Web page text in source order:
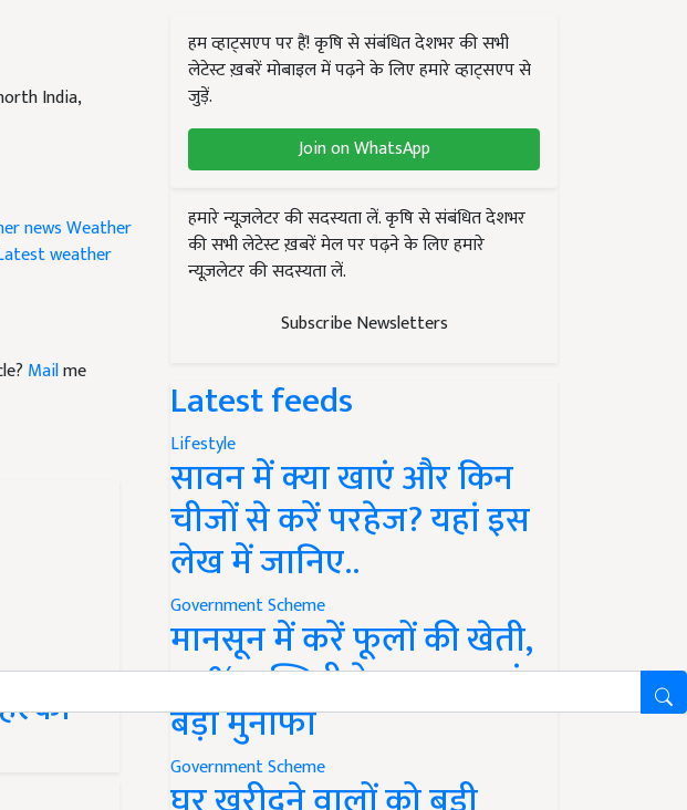
India,
newsWeather
weather
Mailme
हम व्हाट्सएप पर हैं! कृषि से संबंधित देशभर की सभी
लेटेस्ट ख़बरें मोबाइल में पढ़ने के लिए हमारे व्हाट्सएप से
जुड़ें.
Join on WhatsApp
हमारे न्यूज़लेटर की सदस्यता लें. कृषि से संबंधित देशभर
की सभी लेटेस्ट ख़बरें मेल पर पढ़ने के लिए हमारे
न्यूज़लेटर की सदस्यता लें.
Subscribe Newsletters
Latest feeds
Lifestyle
सावन में क्या खाएं और किन
चीजों से करें परहेज? यहां इस
लेख में जानिए..
Government Scheme
मानसून में करें फूलों की खेती,
50% सब्सिडी के साथ कमाएं
बड़ा मुनाफा
Government Scheme